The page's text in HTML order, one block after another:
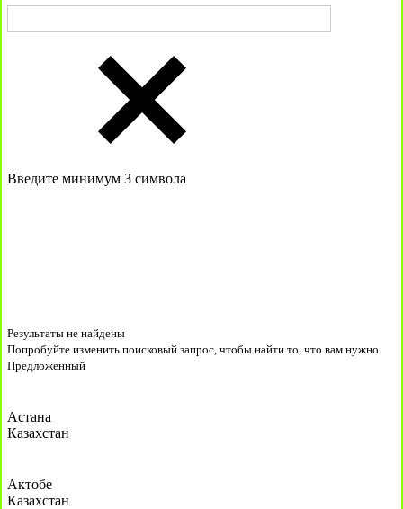
Введите минимум 3 символа
Результаты не найдены
Попробуйте изменить поисковый запрос, чтобы найти то, что вам нужно.
Предложенный
Астана
Казахстан
Актобе
Казахстан